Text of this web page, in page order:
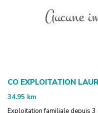
CO EXPLOITATION
34.95 km
Exploitation familiale depuis